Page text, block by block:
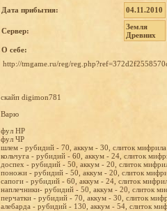
Дата прибытия: 04.11.2010
Сервер:
Земля
Древних
О себе:
http://tmgame.ru/reg/reg .php?ref=372d2f2
скайп digimon781
Варю
фул НР
фул ЧР
шлем - рубидий - 70, аккум - 30, слиток
кольчуга - рубидий - 60, аккум - 24, слиток
доспех - рубидий - 50, аккум - 20, слиток
поножи - рубидий - 50, аккум - 20, слиток
сапоги - рубидий - 60, аккум - 24, слиток
наплечники- рубидий - 50, аккум - 20, слиток
перчатки - рубидий - 70, аккум - 30, слиток
алебарда - рубидий - 130, аккум - 54, слиток